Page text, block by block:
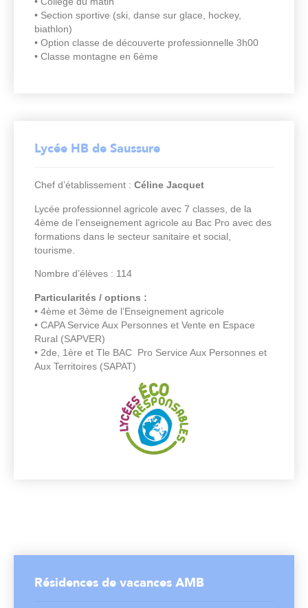
• Section sportive (ski, danse sur glace, hockey,
biathlon)
• Option classe de découverte professionnelle 3h00
• Classe montagne en 6ème
Lycée HB de Saussure
Chef d’établissement : Céline Jacquet
Lycée professionnel agricole avec 7 classes, de la
4ème de l’enseignement agricole au Bac Pro avec des
formations dans le secteur sanitaire et social,
tourisme.
Nombre d’élèves : 114
Particularités / options :
• 4ème et 3ème de l’Enseignement agricole
• CAPA Service Aux Personnes et Vente en Espace
Rural (SAPVER)
• 2de, 1ère et Tle BAC Pro Service Aux Personnes et
Aux Territoires (SAPAT)
Résidences de vacances AMB